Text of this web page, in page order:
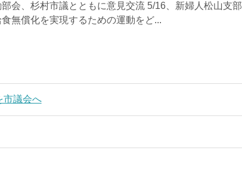
会、杉村市議とともに意見交流 5/16、新婦人松山支部
無償化を実現するための運動をど...
市議会へ